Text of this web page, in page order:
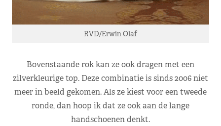
RVD/Erwin Olaf
Bovenstaande rok kan ze ook dragen met een
zilverkleurige top. Deze combinatie is sinds 2006 niet
meer in beeld gekomen. Als ze kiest voor een tweede
ronde, dan hoop ik dat ze ook aan de lange
handschoenen denkt.